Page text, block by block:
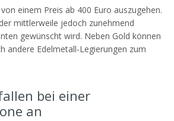
einem Preis ab 400 Euro auszugehen.
mittlerweile jedoch zunehmend
gewünscht wird. Neben Gold können
andere Edelmetall-Legierungen zum
bei einer
an